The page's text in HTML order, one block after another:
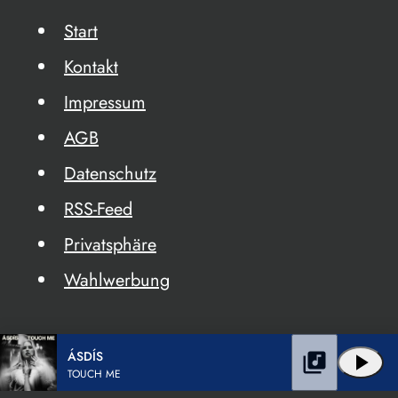
Start
Kontakt
Impressum
AGB
Datenschutz
RSS-Feed
Privatsphäre
Wahlwerbung
ÁSDÍS
TOUCH ME play_arrow
library_music